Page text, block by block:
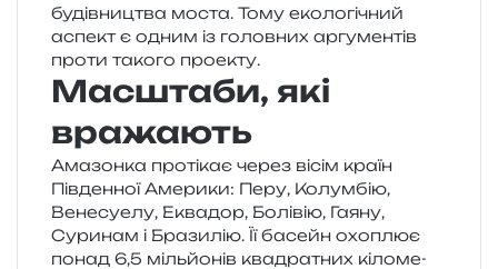
будів­ни­цтва моста. Тому еко­ло­гі­чний
аспект є одним із голов­них аргу­мен­тів
проти тако­го проекту.
Масштаби, які
вражають
Амазонка про­ті­кає через вісім країн
Південної Америки: Перу, Колумбію,
Венесуелу, Еквадор, Болівію, Гаяну,
Суринам і Бразилію. Її басейн охо­плює
понад 6,5 міль­йо­нів ква­дра­тних кіло­ме­